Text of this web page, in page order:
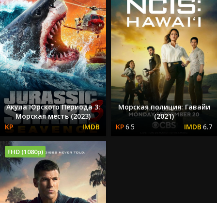
Акула Юрского Периода 3:
Морская месть (2023)
Морская полиция: Гавайи
(2021)
6.5
6.7
FHD (1080p)